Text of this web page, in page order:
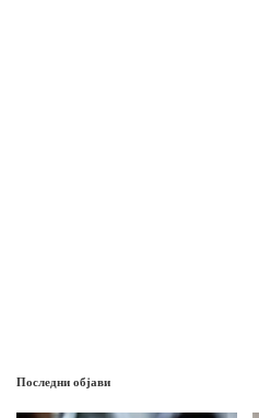
Последни објави